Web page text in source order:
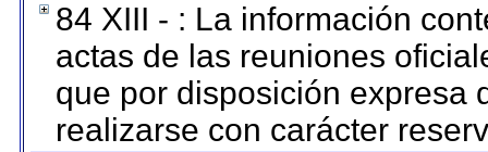
84 XIII - : La información
actas de las reuniones
que por disposición expresa
realizarse con carácter